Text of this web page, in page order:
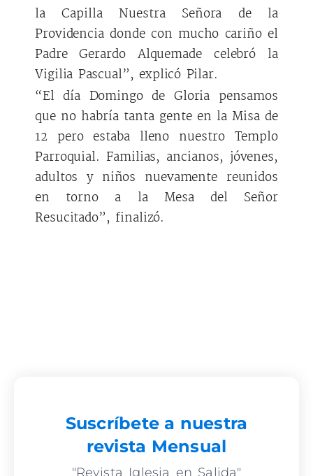
la Capilla Nuestra Señora de la
Providencia donde con mucho cariño el
Padre Gerardo Alquemade celebró la
Vigilia Pascual”, explicó Pilar.
“El día Domingo de Gloria pensamos
que no habría tanta gente en la Misa de
12 pero estaba lleno nuestro Templo
Parroquial. Familias, ancianos, jóvenes,
adultos y niños nuevamente reunidos
en torno a la Mesa del Señor
Resucitado”, finalizó.
Suscríbete a nuestra
revista Mensual
"Revista Iglesia en Salida"